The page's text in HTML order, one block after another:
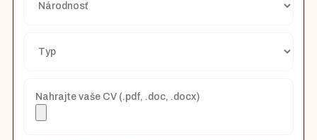
Nahrajte vaše CV (.pdf, .doc, .docx)